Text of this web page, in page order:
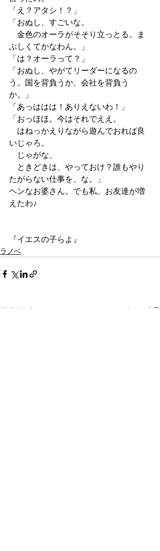
「え？アタシ！？」
「おぬし、すごいな。
金色のオーラがそそり立っとる。ま
ぶしくてかなわん。」
「は？オーラって？」
「おぬし、やがてリーダーになるの
う。国を背負うか、会社を背負う
か。」
「あっははは！ありえないわ！」
「おっほほ。今はそれでええ。
はねっかえりながら遊んでおれば良
いじゃろ。
じゃがな、
ときどきは、やっておけ？誰もやり
たがらない仕事を、な。」
ヘンなお婆さん。でも私、お友達が増
えたわ♪
『イエスの子らよ』
ラノベ
すべて表示